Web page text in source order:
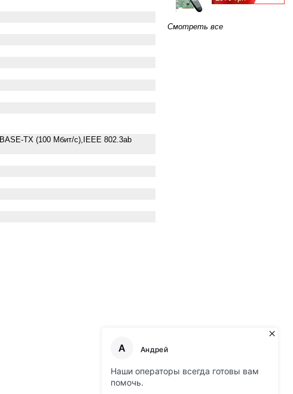
TX (100 Мбит/с),IEEE 802.3ab
Смотреть все